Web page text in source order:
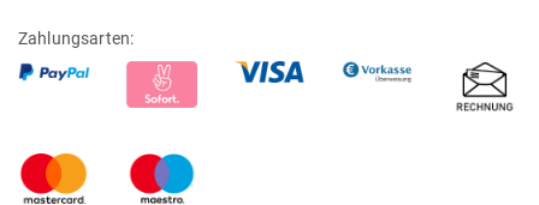
Zahlungsarten: